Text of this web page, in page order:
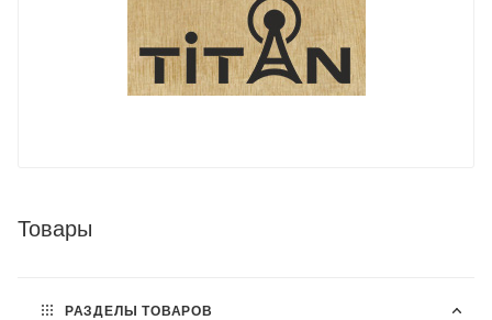
Товары
РАЗДЕЛЫ ТОВАРОВ